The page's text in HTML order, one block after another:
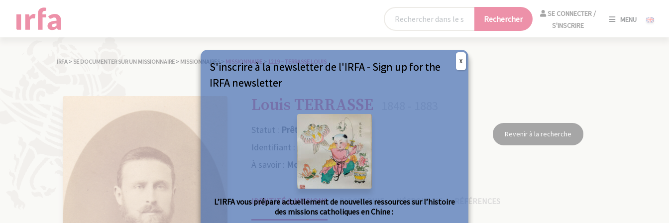
Rechercher
SE CONNECTER /
S'INSCRIRE
MENU
IRFA >SE DOCUMENTER SUR UN MISSIONNAIRE > MISSIONNAIRES > MISSIONNAIRE> 1219 – TERRASSE LOUIS
Louis TERRASSE
Statut : Prêtre
Identifiant : 1219
À savoir : Mort violente
Revenir à la recherche
IDENTITÉ & MISSIONS BIOGRAPHIE NÉCROLOGIE RÉFÉRENCES
S'inscrire à la newsletter de l'IRFA - Sign up for the
IRFA newsletter
L’IRFA vous prépare actuellement de nouvelles ressources sur l’histoire
des missions catholiques en Chine :
X